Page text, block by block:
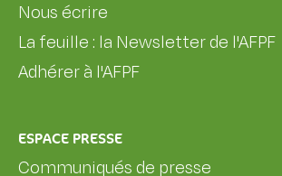
Nous écrire
La feuille : la Newsletter de l'AFPF
Adhérer à l'AFPF
ESPACE PRESSE
Communiqués de presse